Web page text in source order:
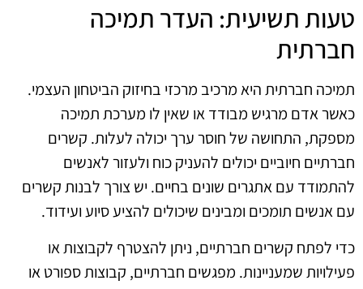
טעות תשיעית: העדר תמיכה
חברתית
תמיכה חברתית היא מרכיב מרכזי בחיזוק הביטחון העצמי.
כאשר אדם מרגיש מבודד או שאין לו מערכת תמיכה
מספקת, התחושה של חוסר ערך יכולה לעלות. קשרים
חברתיים חיוביים יכולים להעניק כוח ולעזור לאנשים
להתמודד עם אתגרים שונים בחיים. יש צורך לבנות קשרים
עם אנשים תומכים ומבינים שיכולים להציע סיוע ועידוד.
כדי לפתח קשרים חברתיים, ניתן להצטרף לקבוצות או
פעילויות שמעניינות. מפגשים חברתיים, קבוצות ספורט או